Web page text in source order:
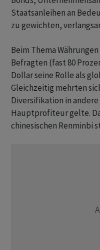
Staatsanleihen an
zu gewichten,
Beim Thema
Befragten (fast 80
Dollar seine Rolle als
Gleichzeitig mehrten
Diversifikation in
Hauptprofiteur gelte.
chinesischen Renminbi